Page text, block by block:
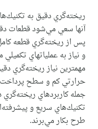
ريخته‌گري دقيق به
آنها سعي مي‌شود قطعات
پس از ريخته‌گري قطعه
و نياز به عملياتهاي
مهمترين نياز ريخته‌گري
حرارتي كم و سطح پرداخت
جمله كاربردهاي
تكنيك‌هاي سريع و
طرح بكار مي‌برند.